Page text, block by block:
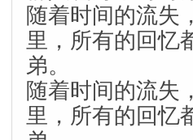
随着时间的流失
里，所有的回忆
弟。
随着时间的流失
里，所有的回忆